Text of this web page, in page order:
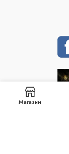
Магазин